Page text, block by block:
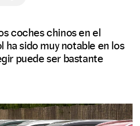
coches chinos en el
ha sido muy notable en los
puede ser bastante